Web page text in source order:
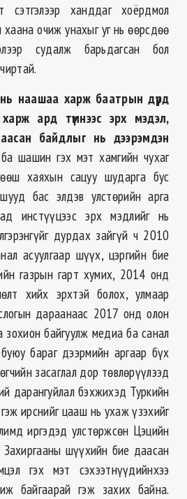
сэтгэлээр ханддаг хоёрдмол
очиж унахыг уг нь өөрсдөө
судалж барьдагсан бол
нь наашаа харж баатрын дүрд
ард түмнээс эрх мэдэл,
байдлыг нь дээрэмдэн
шашин гэх мэт хамгийн чухаг
хаяхын сацуу шударга бус
бас элдэв улстөрийн арга
инстүүцээс эрх мэдлийг нь
дурдах зайгүй ч 2010
асуулгаар шүүх, цэргийн бие
газрын гарт хумих, 2014 онд
хийх эрхтэй болох, улмаар
дараанаас 2017 онд олон
зохион байгуулж медиа ба санал
бараг дээрмийн аргаар бүх
засаглал дор төвлөрүүлээд
дарангуйлал бэхжихэд Туркийн
ирснийг цааш нь ухаж үзэхийг
иргэдэд улстөржсөн Цэцийн
Захиргааны шүүхийн бие даасан
гэх мэт сэхээтнүүдийнхээ
байгаарай гэж захих байна.